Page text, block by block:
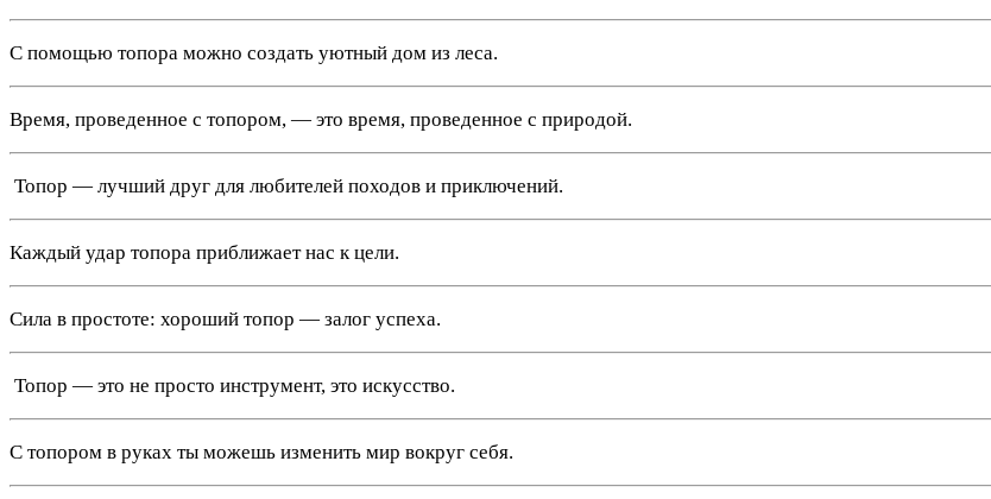
С помощью топора можно создать уютный дом из леса.
Время, проведенное с топором, — это время, проведенное с природой.
️ Топор — лучший друг для любителей походов и приключений.
Каждый удар топора приближает нас к цели.
Сила в простоте: хороший топор — залог успеха.
️ Топор — это не просто инструмент, это искусство.
С топором в руках ты можешь изменить мир вокруг себя.